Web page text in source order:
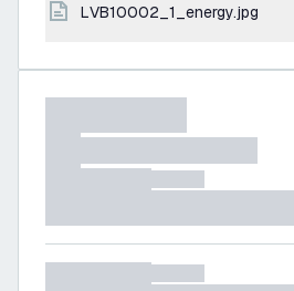
LVB10002_1_energy.jpg